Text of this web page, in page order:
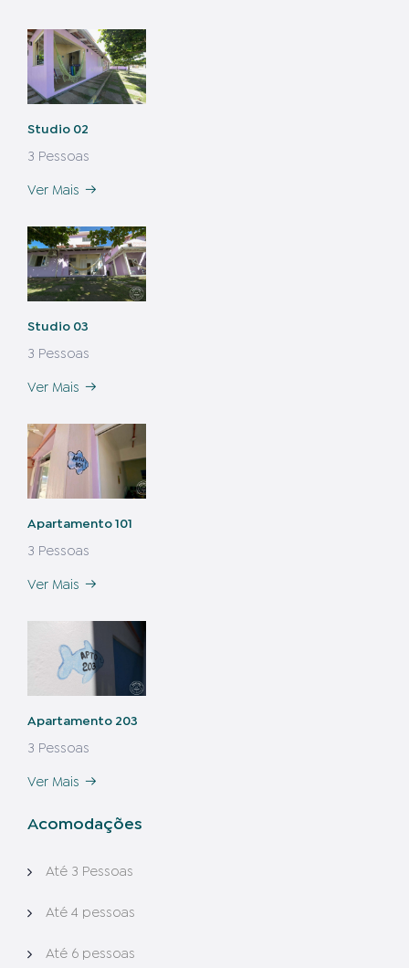
Studio 02
3 Pessoas
Ver Mais
Studio 03
3 Pessoas
Ver Mais
Apartamento 101
3 Pessoas
Ver Mais
Apartamento 203
3 Pessoas
Ver Mais
Acomodações
Até 3 Pessoas
Até 4 pessoas
Até 6 pessoas